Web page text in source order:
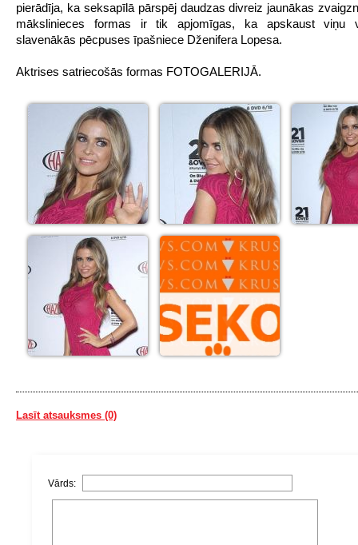
pierādīja, ka seksapīlā pārspēj daudzas divreiz jaunākas
mākslinieces formas ir tik apjomīgas, ka apskaust viņu
slavenākās pēcpuses īpašniece Dženifera Lopesa.
Aktrises satriecošās formas FOTOGALERIJĀ.
Lasīt atsauksmes (0)
Vārds: